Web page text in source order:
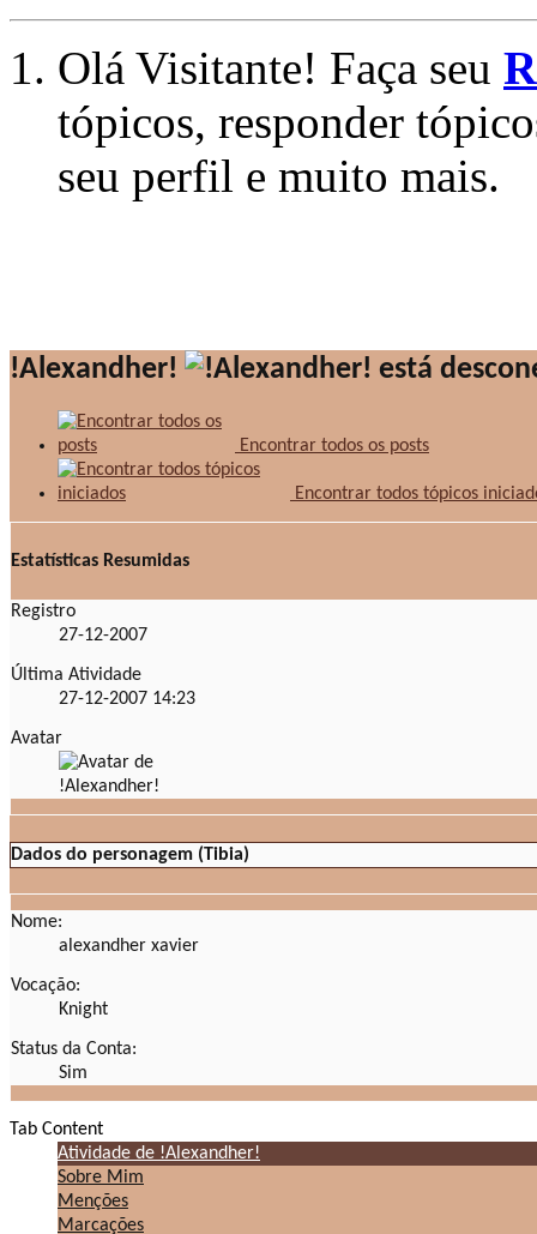
Olá Visitante! Faça seu
tópicos, responder
seu perfil e muito mais.
!Alexandher!
Encontrar todos os posts
Encontrar todos tópicos
Estatísticas Resumidas
Registro
27-12-2007
Última Atividade
27-12-2007 14:23
Avatar
Dados do personagem (Tibia)
Nome:
alexandher xavier
Vocação:
Knight
Status da Conta:
Sim
Tab Content
Atividade de !Alexandher!
Sobre Mim
Menções
Marcações